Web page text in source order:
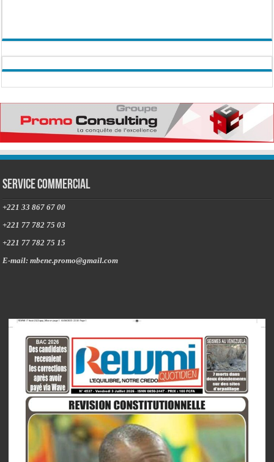
Service commercial
+221 33 867 67 00
+221 77 782 75 03
+221 77 782 75 15
E-mail: mbene.promo@gmail.com